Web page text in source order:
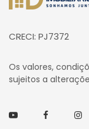
CRECI: PJ7372
Os valores,
sujeitos a
YoutubeFacebook